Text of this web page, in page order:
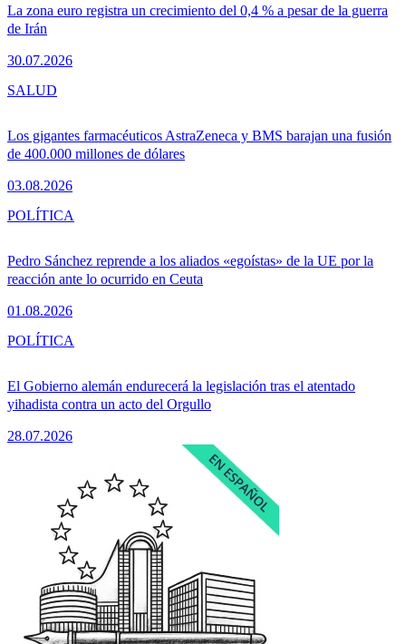
La zona euro registra un crecimiento del 0,4 % a pesar de la guerra
de Irán
30.07.2026
Los gigantes farmacéuticos AstraZeneca y BMS barajan una fusión
de 400.000 millones de dólares
03.08.2026
SALUD
Pedro Sánchez reprende a los aliados «egoístas» de la UE por la
reacción ante lo ocurrido en Ceuta
01.08.2026
POLÍTICA
El Gobierno alemán endurecerá la legislación tras el atentado
yihadista contra un acto del Orgullo
28.07.2026
POLÍTICA